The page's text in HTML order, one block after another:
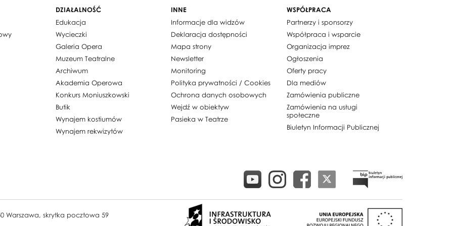
DZIAŁALNOŚĆ
Edukacja
Wycieczki
Galeria Opera
Muzeum Teatralne
Archiwum
Akademia Operowa
Konkurs Moniuszkowski
Butik
Wynajem kostiumów
Wynajem rekwizytów
INNE
Informacje dla widzów
Deklaracja dostępności
Mapa strony
Newsletter
Monitoring
Polityka prywatności / Cookies
Ochrona danych osobowych
Wejdź w obiektyw
Pasieka w Teatrze
WSPÓŁPRACA
Partnerzy i sponsorzy
Współpraca i wsparcie
Organizacja imprez
Ogłoszenia
Oferty pracy
Dla mediów
Zamówienia publiczne
Zamówienia na usługi
społeczne
Biuletyn Informacji Publicznej
Warszawa, skrytka pocztowa 59